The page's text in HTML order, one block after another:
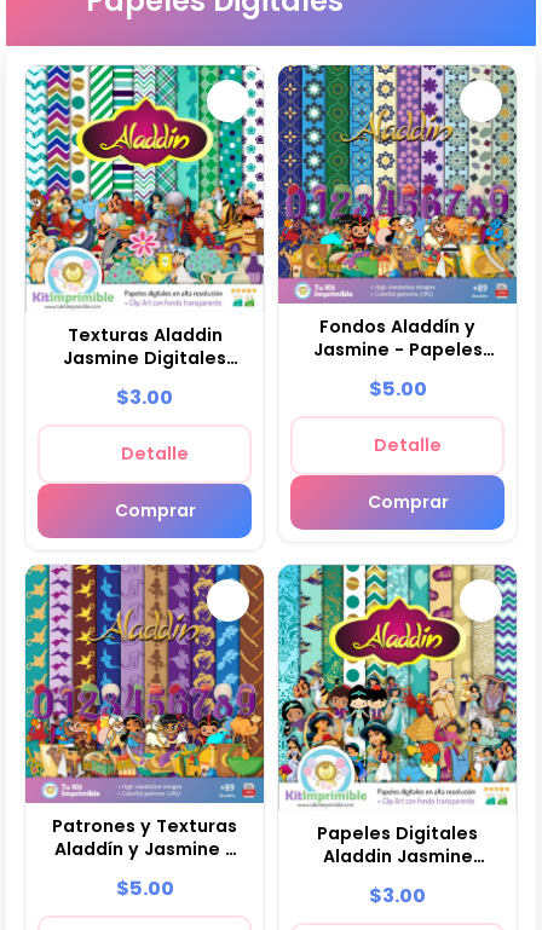
Texturas Aladdin
Jasmine Digitales
M3
$3.00
Detalle
Comprar
Fondos Aladdín y
Jasmine - Papeles
Decoración
$5.00
Detalle
Comprar
Patrones y Texturas
Aladdín y Jasmine -
Fiestas
$5.00
Papeles Digitales
Aladdin Jasmine
Imprimibles - M1
$3.00